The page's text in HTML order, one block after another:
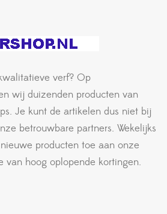
verf? Op
wij duizenden producten van
Je kunt de artikelen dus niet bij
betrouwbare partners. Wekelijks
producten toe aan onze
van hoog oplopende kortingen.